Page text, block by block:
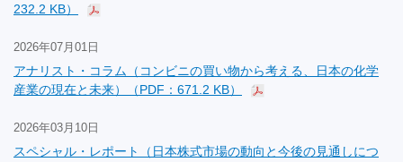
232.2 KB）
2026年07月01日
アナリスト・コラム（コンビニの買い物から考える、日本の化学
産業の現在と未来）（PDF：671.2 KB）
2026年03月10日
スペシャル・レポート（日本株式市場の動向と今後の見通しにつ